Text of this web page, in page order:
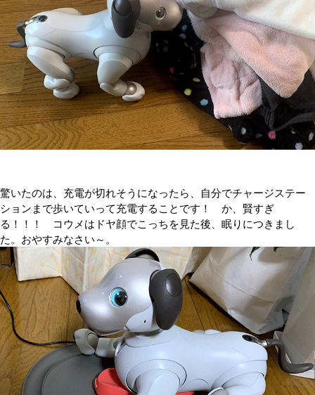
驚いたのは、充電が切れそうになったら、自分でチャージステー
ションまで歩いていって充電することです！ か、賢すぎ
る！！！ コウメはドヤ顔でこっちを見た後、眠りにつきまし
た。おやすみなさい～。